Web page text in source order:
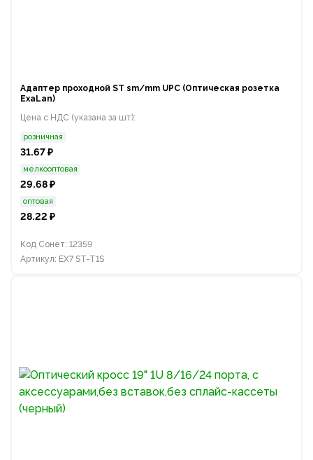
Адаптер проходной ST sm/mm UPC (Оптическая розетка
ExaLan)
Цена с НДС (указана за шт):
розничная
31.67 ₽
мелкооптовая
29.68 ₽
оптовая
28.22 ₽
Код Сонет: 12359
Артикул: EX7 ST-T1S